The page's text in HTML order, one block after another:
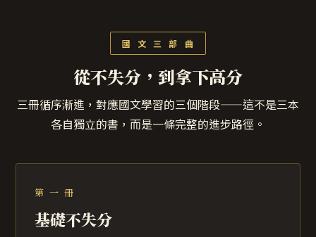
國 文 三 部 曲
從不失分，到拿下高分
三冊循序漸進，對應國文學習的三個階段——這不是三本
各自獨立的書，而是一條完整的進步路徑。
第 一 冊
基礎不失分